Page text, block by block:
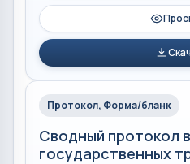
Протокол, Форма/бланк
Сводный протокол
государственных